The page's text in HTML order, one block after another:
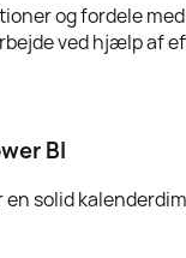
og fordele
ved hjælp af
BI
en solid